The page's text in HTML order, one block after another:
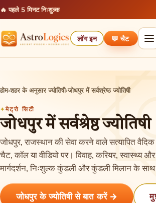
🔥 पहले 5 मिनट निःशुल्क
लॉग इन 💬 चैट
होम›शहर के अनुसार ज्योतिषी›जोधपुर में सर्वश्रेष्ठ ज्योतिषी
मेट्रो सिटी
जोधपुर में सर्वश्रेष्ठ ज्योतिषी
जोधपुर, राजस्थान की सेवा करने वाले सत्यापित वैदिक
चैट, कॉल या वीडियो पर। विवाह, करियर, स्वास्थ्य और
मार्गदर्शन, निःशुल्क कुंडली और कुंडली मिलान के
जोधपुर के ज्योतिषी से बात करें →